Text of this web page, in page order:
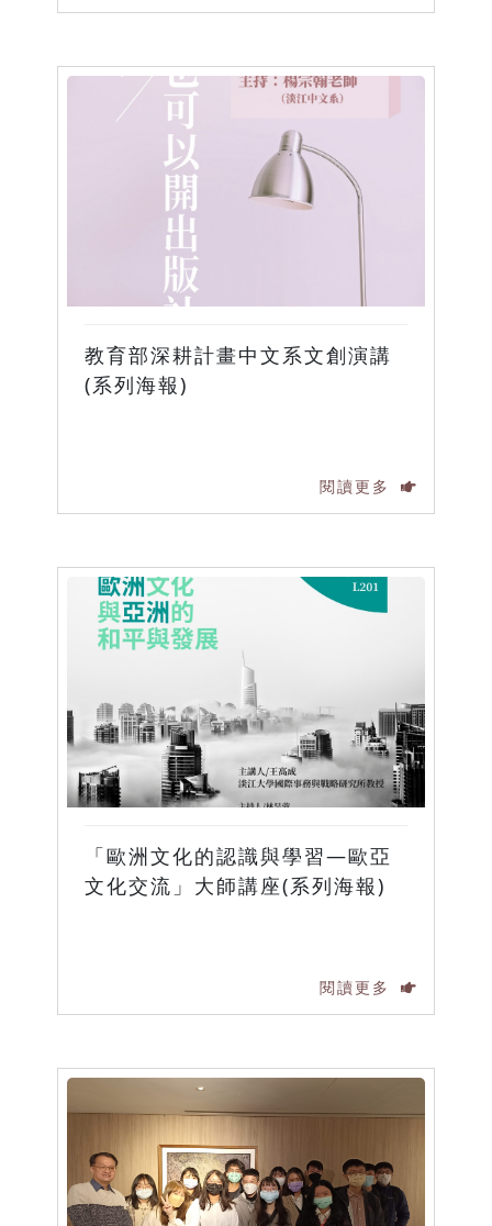
教育部深耕計畫中文系文創演講
(系列海報)
閱讀更多
「歐洲文化的認識與學習—歐亞
文化交流」大師講座(系列海報)
閱讀更多